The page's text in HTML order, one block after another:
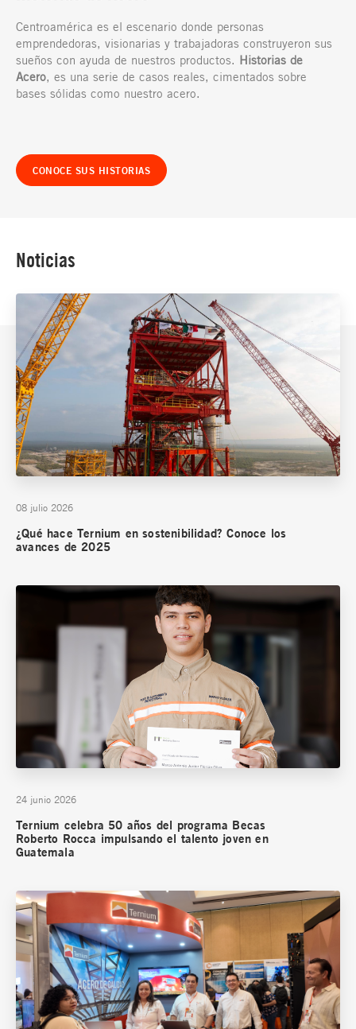
Centroamérica es el escenario donde personas
emprendedoras, visionarias y trabajadoras construyeron sus
sueños con ayuda de nuestros productos. Historias de
Acero, es una serie de casos reales, cimentados sobre
bases sólidas como nuestro acero.
CONOCE SUS HISTORIAS
Noticias
08 julio 2026
¿Qué hace Ternium en sostenibilidad? Conoce los
avances de 2025
24 junio 2026
Ternium celebra 50 años del programa Becas
Roberto Rocca impulsando el talento joven en
Guatemala